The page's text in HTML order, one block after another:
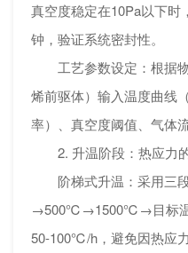
真空度稳定在10Pa以下时
钟，验证系统密封性。
工艺参数设定：根据
烯前驱体）输入温度曲线
率）、真空度阈值、气体
2. 升温阶段：热应力
阶梯式升温：采用三
→500℃→1500℃→目标温
50-100℃/h，避免因热应